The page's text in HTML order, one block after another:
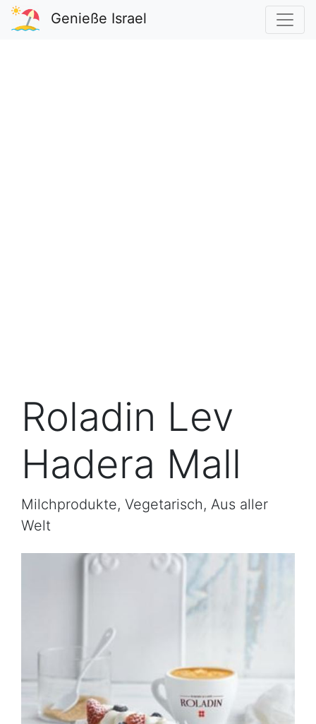
Genieße Israel
Roladin Lev
Hadera Mall
Milchprodukte, Vegetarisch, Aus aller
Welt